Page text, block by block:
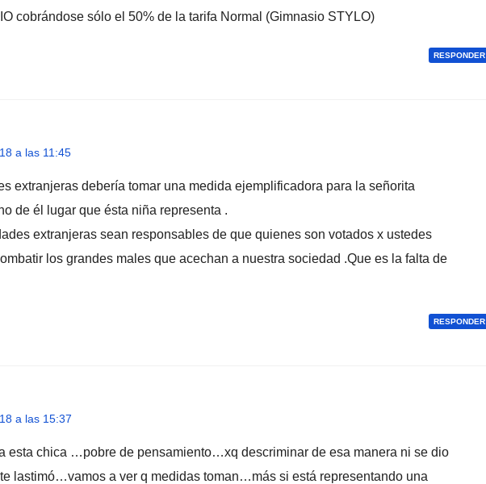
cobrándose sólo el 50% de la tarifa Normal (Gimnasio STYLO)
RESPONDER
a las 11:45
extranjeras debería tomar una medida ejemplificadora para la señorita
de él lugar que ésta niña representa .
extranjeras sean responsables de que quienes son votados x ustedes
los grandes males que acechan a nuestra sociedad .Que es la falta de
RESPONDER
a las 15:37
esta chica …pobre de pensamiento…xq descriminar de esa manera ni se dio
lastimó…vamos a ver q medidas toman…más si está representando una